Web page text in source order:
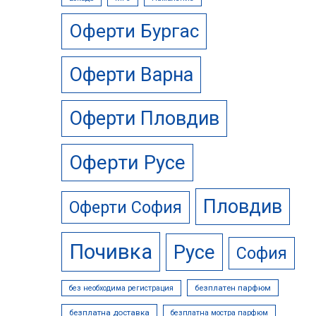
Оферти Бургас
Оферти Варна
Оферти Пловдив
Оферти Русе
Оферти София Пловдив
Почивка Русе София
без необходима регистрация безплатен парфюм
безплатна доставка безплатна мостра парфюм